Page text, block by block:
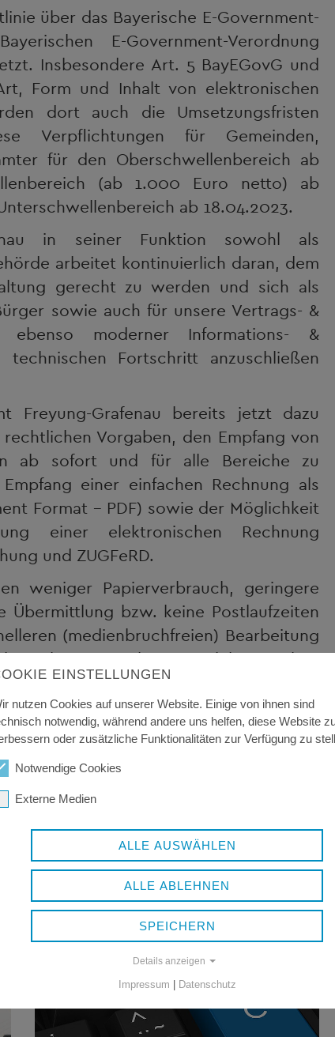
über das Bayerische E-Government-
E-Government-Verordnung
Insbesondere Art. 5 BayEGovG und
Form und Inhalt von elektronischen
dort auch die Umsetzungsfristen
Verpflichtungen für Gemeinden,
für den Oberschwellenbereich ab
(ab 1.000 Euro netto) ab
ab 18.04.2023.
in seiner Funktion sowohl als
arbeitet kontinuierlich daran, dem
gerecht zu werden und sich als
sowie auch für unsere Vertrags- &
ebenso moderner Informations- &
technischen Fortschritt anzuschließen
Freyung-Grafenau bereits jetzt dazu
Vorgaben, den Empfang von
ab sofort und für alle Bereiche zu
einer einfachen Rechnung als
Format – PDF) sowie der Möglichkeit
einer elektronischen Rechnung
und ZUGFeRD.
weniger Papierverbrauch, geringere
Übermittlung bzw. keine Postlaufzeiten
(medienbruchfreien) Bearbeitung
Vorteile von elektronischen
Digitalgesetz (BayDiG) und die
in Kraft getreten und ersetzen fortan
(BayEGovG) sowie die Bayerische E-
Hauptsächlich Art. 18 BayDiG und § 8
Vorgaben nahezu inhaltsgleich und
zu unserer bisherigen sowie
die Be- und Verarbeitung von
etc.) betrifft.
EINSTELLUNGEN
nutzen Cookies auf unserer Website. Einige von ihnen sind
notwendig, während andere uns helfen, diese Website
oder zusätzliche Funktionalitäten zur Verfügung zu
Notwendige Cookies
Externe Medien
ALLE AUSWÄHLEN
ALLE ABLEHNEN
SPEICHERN
Details anzeigen
Impressum Datenschutz